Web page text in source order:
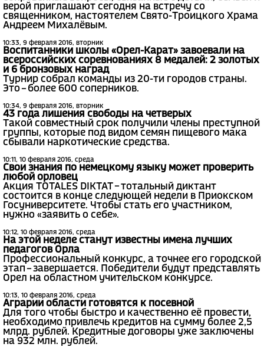
верой приглашают сегодня на встречу со
священником, настоятелем Свято-Троицкого Храма
Андреем Михалёвым.
10:33, 9 февраля 2016, вторник
Воспитанники школы «Орел-Карат» завоевали на
всероссийских соревнованиях 8 медалей: 2 золотых
и 6 бронзовых наград
Турнир собрал команды из 20-ти городов страны.
Это – более 600 соперников.
10:34, 9 февраля 2016, вторник
43 года лишения свободы на четверых
Такой совместный срок получили члены преступной
группы, которые под видом семян пищевого мака
сбывали наркотические средства.
10:11, 10 февраля 2016, среда
Свои знания по немецкому языку может проверить
любой орловец
Акция TOTALES DIKTAT – тотальный диктант
состоится в конце следующей недели в Приокском
Госуниверситете. Чтобы стать его участником,
нужно «заявить о себе».
10:12, 10 февраля 2016, среда
На этой неделе станут известны имена лучших
педагогов Орла
Профессиональный конкурс, а точнее его городской
этап – завершается. Победители будут представлять
Орел на областном учительском конкурсе.
10:13, 10 февраля 2016, среда
Аграрии области готовятся к посевной
Для того чтобы быстро и качественно её провести,
необходимо привлечь кредитов на сумму более 2,5
млрд. рублей. Кредитные договоры уже заключены
на 932 млн. рублей.